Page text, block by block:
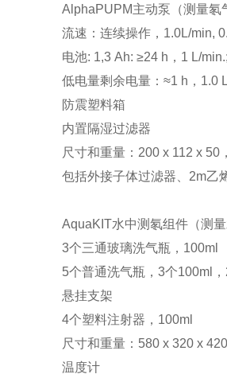
AlphaPUPM主动泵（测量氡
流速：连续操作，1.0L/min,
电池: 1,3 Ah: ≥24 h，1 L/
低电量剩余电量：≈1 h，1.0
防震塑料箱
内置隔湿过滤器
尺寸和重量：200 x 112 x 50
包括外接子体过滤器、2m乙
AquaKIT水中测氡组件（测量
3个三通玻璃洗气瓶，100ml
5个普通洗气瓶，3个100ml，
悬挂支架
4个塑料注射器，100ml
尺寸和重量：580 x 320 x
温度计